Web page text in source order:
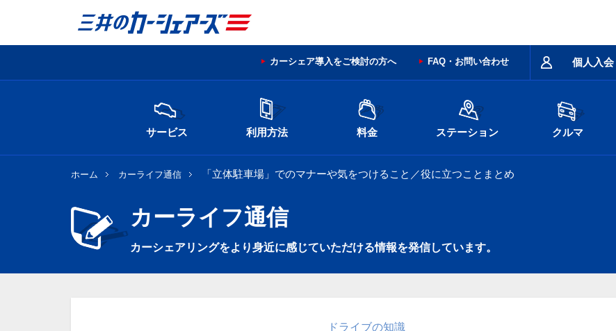
個人入会
カーシェア導入をご検討の方へ FAQ・お問い合わせ
サービス 利用方法 料金 ステーション クルマ
ホーム カーライフ通信 「立体駐車場」でのマナーや気をつけること／役に立つことまとめ
カーライフ通信
カーシェアリングをより身近に感じていただける情報を発信しています。
ドライブの知識